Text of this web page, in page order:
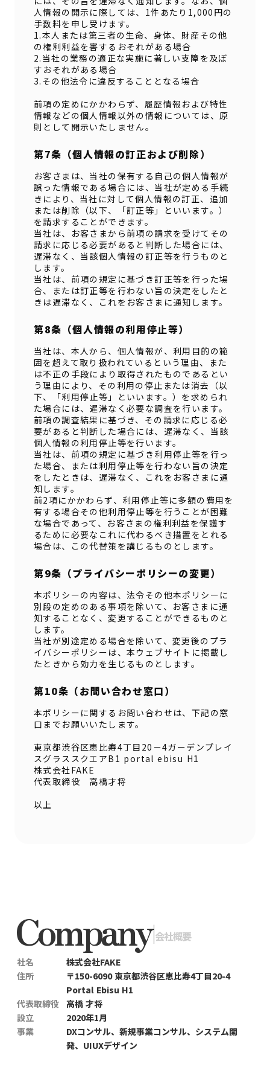
人情報の開示に際しては、1件あたり1,000円の
手数料を申し受けます。
1.本人または第三者の生命、身体、財産その他
の権利利益を害するおそれがある場合
2.当社の業務の適正な実施に著しい支障を及ぼ
すおそれがある場合
3.その他法令に違反することとなる場合
前項の定めにかかわらず、履歴情報および特性
情報などの個人情報以外の情報については、原
則として開示いたしません。
第7条（個人情報の訂正および削除）
お客さまは、当社の保有する自己の個人情報が
誤った情報である場合には、当社が定める手続
きにより、当社に対して個人情報の訂正、追加
または削除（以下、「訂正等」といいます。）
を請求することができます。
当社は、お客さまから前項の請求を受けてその
請求に応じる必要があると判断した場合には、
遅滞なく、当該個人情報の訂正等を行うものと
します。
当社は、前項の規定に基づき訂正等を行った場
合、または訂正等を行わない旨の決定をしたと
きは遅滞なく、これをお客さまに通知します。
第8条（個人情報の利用停止等）
当社は、本人から、個人情報が、利用目的の範
囲を超えて取り扱われているという理由、また
は不正の手段により取得されたものであるとい
う理由により、その利用の停止または消去（以
下、「利用停止等」といいます。）を求められ
た場合には、遅滞なく必要な調査を行います。
前項の調査結果に基づき、その請求に応じる必
要があると判断した場合には、遅滞なく、当該
個人情報の利用停止等を行います。
当社は、前項の規定に基づき利用停止等を行っ
た場合、または利用停止等を行わない旨の決定
をしたときは、遅滞なく、これをお客さまに通
知します。
前2項にかかわらず、利用停止等に多額の費用を
有する場合その他利用停止等を行うことが困難
な場合であって、お客さまの権利利益を保護す
るために必要なこれに代わるべき措置をとれる
場合は、この代替策を講じるものとします。
第9条（プライバシーポリシーの変更）
本ポリシーの内容は、法令その他本ポリシーに
別段の定めのある事項を除いて、お客さまに通
知することなく、変更することができるものと
します。
当社が別途定める場合を除いて、変更後のプラ
イバシーポリシーは、本ウェブサイトに掲載し
たときから効力を生じるものとします。
第10条（お問い合わせ窓口）
本ポリシーに関するお問い合わせは、下記の窓
口までお願いいたします。
東京都渋谷区恵比寿4丁目20－4ガーデンプレイ
スグラススクエアB1 portal ebisu H1
株式会社FAKE
代表取締役 高橋才将
以上
Company|会社概要
社名
株式会社FAKE
住所
〒150-6090 東京都渋谷区恵比寿4丁目20-4
Portal Ebisu H1
代表取締役
高橋 才将
設立
2020年1月
事業
DXコンサル、新規事業コンサル、システム開
発、UIUXデザイン